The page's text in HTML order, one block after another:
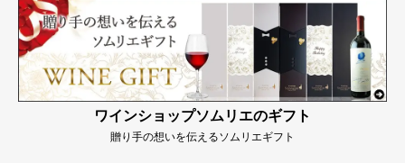
ワインショップソムリエのギフト
贈り手の想いを伝えるソムリエギフト